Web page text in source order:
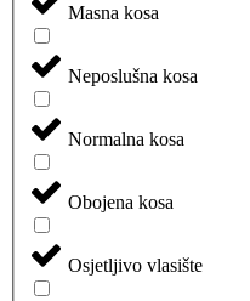
Masna kosa
Neposlušna kosa
Normalna kosa
Obojena kosa
Osjetljivo vlasište